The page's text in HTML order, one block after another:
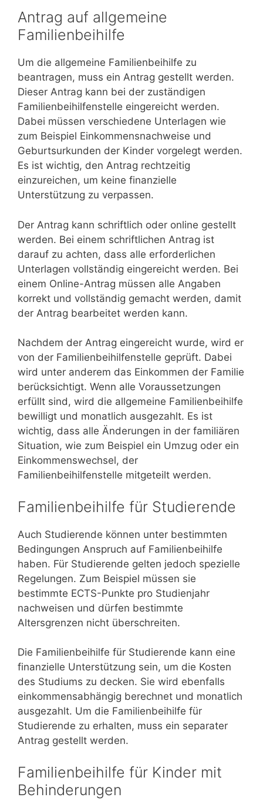
Antrag auf allgemeine
Familienbeihilfe
Um die allgemeine Familienbeihilfe zu
beantragen, muss ein Antrag gestellt werden.
Dieser Antrag kann bei der zuständigen
Familienbeihilfenstelle eingereicht werden.
Dabei müssen verschiedene Unterlagen wie
zum Beispiel Einkommensnachweise und
Geburtsurkunden der Kinder vorgelegt werden.
Es ist wichtig, den Antrag rechtzeitig
einzureichen, um keine finanzielle
Unterstützung zu verpassen.
Der Antrag kann schriftlich oder online gestellt
werden. Bei einem schriftlichen Antrag ist
darauf zu achten, dass alle erforderlichen
Unterlagen vollständig eingereicht werden. Bei
einem Online-Antrag müssen alle Angaben
korrekt und vollständig gemacht werden, damit
der Antrag bearbeitet werden kann.
Nachdem der Antrag eingereicht wurde, wird er
von der Familienbeihilfenstelle geprüft. Dabei
wird unter anderem das Einkommen der Familie
berücksichtigt. Wenn alle Voraussetzungen
erfüllt sind, wird die allgemeine Familienbeihilfe
bewilligt und monatlich ausgezahlt. Es ist
wichtig, dass alle Änderungen in der familiären
Situation, wie zum Beispiel ein Umzug oder ein
Einkommenswechsel, der
Familienbeihilfenstelle mitgeteilt werden.
Familienbeihilfe für Studierende
Auch Studierende können unter bestimmten
Bedingungen Anspruch auf Familienbeihilfe
haben. Für Studierende gelten jedoch spezielle
Regelungen. Zum Beispiel müssen sie
bestimmte ECTS-Punkte pro Studienjahr
nachweisen und dürfen bestimmte
Altersgrenzen nicht überschreiten.
Die Familienbeihilfe für Studierende kann eine
finanzielle Unterstützung sein, um die Kosten
des Studiums zu decken. Sie wird ebenfalls
einkommensabhängig berechnet und monatlich
ausgezahlt. Um die Familienbeihilfe für
Studierende zu erhalten, muss ein separater
Antrag gestellt werden.
Familienbeihilfe für Kinder mit
Behinderungen